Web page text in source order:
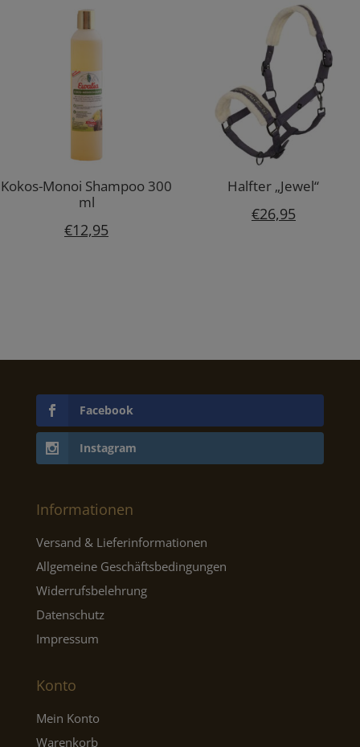
Kokos-Monoi Shampoo 300
ml
€12,95
Halfter „Jewel“
€26,95
Facebook
Instagram
Informationen
Versand & Lieferinformationen
Allgemeine Geschäftsbedingungen
Widerrufsbelehrung
Datenschutz
Impressum
Konto
Mein Konto
Warenkorb